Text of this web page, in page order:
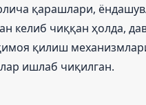
қарашлари,
келиб чиққан ҳолда,
қилиш
ишлаб чиқилган.